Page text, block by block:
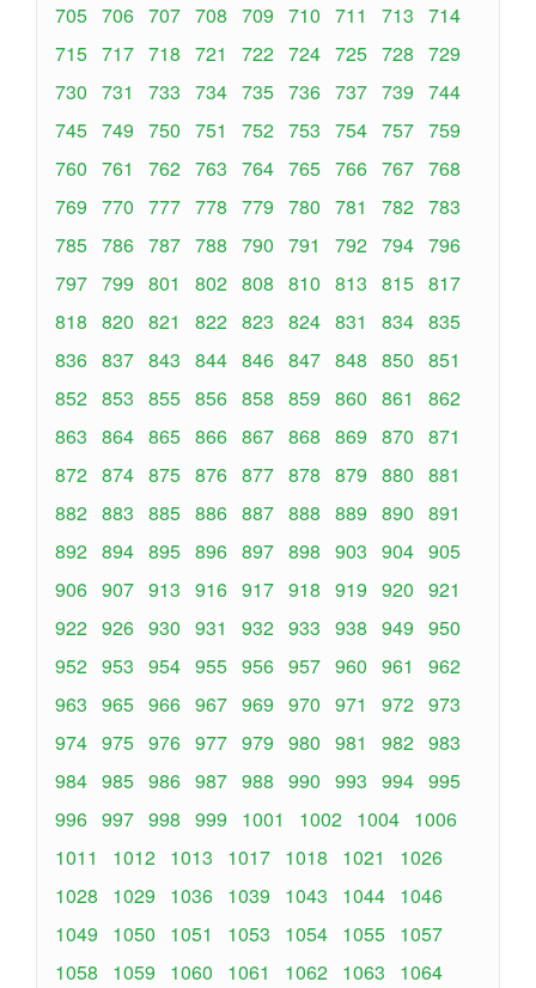
705 706 707 708 709 710 711 713 714
715 717 718 721 722 724 725 728 729
730 731 733 734 735 736 737 739 744
745 749 750 751 752 753 754 757 759
760 761 762 763 764 765 766 767 768
769 770 777 778 779 780 781 782 783
785 786 787 788 790 791 792 794 796
797 799 801 802 808 810 813 815 817
818 820 821 822 823 824 831 834 835
836 837 843 844 846 847 848 850 851
852 853 855 856 858 859 860 861
862
863 864 865 866 867 868 869 870 871
872 874 875 876 877 878 879 880 881
882 883 885 886 887 888 889 890 891
892 894 895 896 897 898 903 904 905
906 907 913 916 917 918 919 920 921
922 926 930 931 932 933 938 949 950
952 953 954 955 956 957 960 961
962
963 965 966 967 969 970 971 972 973
974 975 976 977 979 980 981 982 983
984 985 986 987 988 990 993 994 995
996 997 998 999 1001 1002 1004 1006
1011
1012 1013 1017 1018 1021
1026
1028
1029 1036 1039 1043 1044 1046
1049
1050 1051 1053 1054 1055 1057
1058
1059 1060 1061 1062 1063
1064